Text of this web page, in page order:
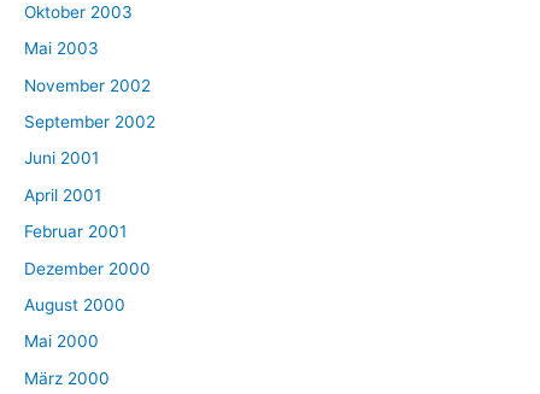
Oktober 2003
Mai 2003
November 2002
September 2002
Juni 2001
April 2001
Februar 2001
Dezember 2000
August 2000
Mai 2000
März 2000